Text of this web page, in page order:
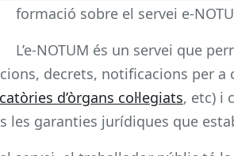
formació sobre el servei e-
L’e-NOTUM és un servei que
decrets, notificacions per a
d’òrgans col·legiats, etc) i
les garanties jurídiques que